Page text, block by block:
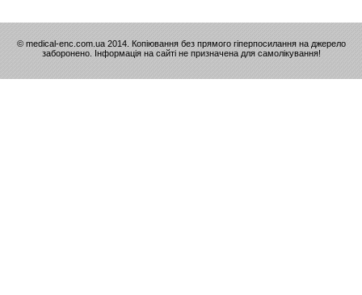
© medical-enc.com.ua 2014. Копіювання без прямого гіперпосилання на джерело
заборонено. Інформація на сайті не призначена для самолікування!